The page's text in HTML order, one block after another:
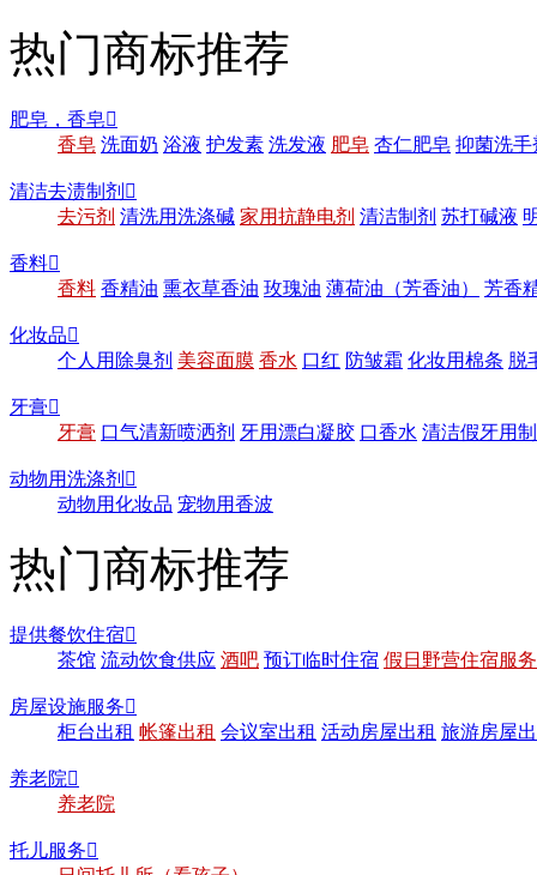
热门商标推荐
肥皂，香皂
香皂 洗面奶 浴液 护发素 洗发液 肥皂 杏仁肥皂 抑菌洗手
清洁去渍制剂 
去污剂 清洗用洗涤碱 家用抗静电剂 清洁制剂 苏打碱液
香料
香料 香精油 熏衣草香油 玫瑰油 薄荷油（芳香油） 芳香
化妆品
个人用除臭剂 美容面膜 香水 口红 防皱霜 化妆用棉条 脱
牙膏
牙膏 口气清新喷洒剂 牙用漂白凝胶 口香水 清洁假牙用
动物用洗涤剂 
动物用化妆品 宠物用香波
热门商标推荐
提供餐饮住宿
茶馆 流动饮食供应 酒吧 预订临时住宿 假日野营住宿服务
房屋设施服务
柜台出租 帐篷出租 会议室出租 活动房屋出租 旅游房屋
养老院
养老院
托儿服务